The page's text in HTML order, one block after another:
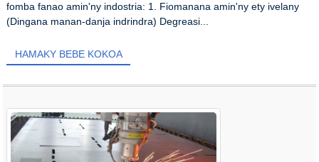
fomba fanao amin'ny indostria: 1. Fiomanana amin'ny ety ivelany
(Dingana manan-danja indrindra) Degreasi...
HAMAKY BEBE KOKOA